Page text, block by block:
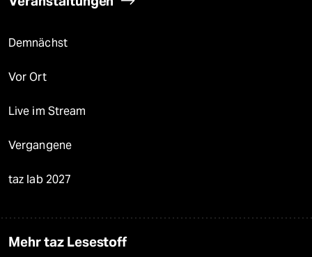
Demnächst
Vor Ort
Live im Stream
Vergangene
taz lab 2027
Mehr taz Lesestoff